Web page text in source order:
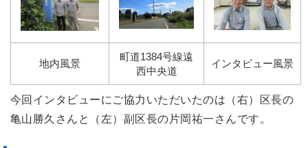
地内風景
町道1384号線遠
西中央道
インタビュー風景
今回インタビューにご協力いただいたのは（右）区長の
亀山勝久さんと（左）副区長の片岡祐一さんです。